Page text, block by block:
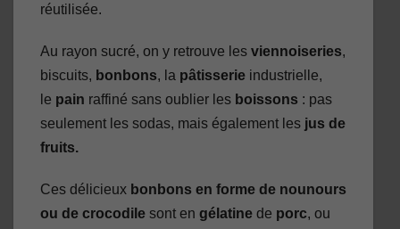
réutilisée.
Au rayon sucré, on y retrouve les viennoiseries,
biscuits, bonbons, la pâtisserie industrielle,
le pain raffiné sans oublier les boissons : pas
seulement les sodas, mais également les jus de
fruits.
Ces délicieux bonbons en forme de nounours
ou de crocodile sont en gélatine de porc, ou